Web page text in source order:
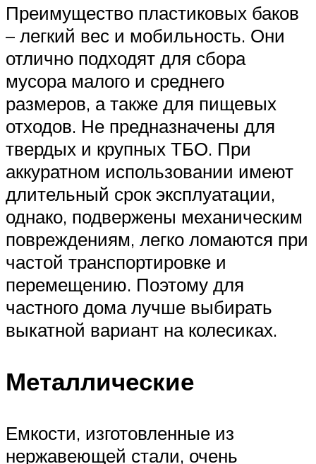
Преимущество пластиковых баков
– легкий вес и мобильность. Они
отлично подходят для сбора
мусора малого и среднего
размеров, а также для пищевых
отходов. Не предназначены для
твердых и крупных ТБО. При
аккуратном использовании имеют
длительный срок эксплуатации,
однако, подвержены механическим
повреждениям, легко ломаются при
частой транспортировке и
перемещению. Поэтому для
частного дома лучше выбирать
выкатной вариант на колесиках.
Металлические
Емкости, изготовленные из
нержавеющей стали, очень